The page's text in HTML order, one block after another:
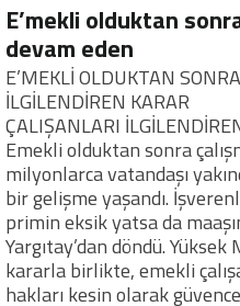
E’mekli olduktan
devam eden
E’MEKLİ OLDUKTAN
İLGİLENDİREN KARAR
ÇALIŞANLARI
Emekli olduktan sonra
milyonlarca vatandaşı
bir gelişme yaşandı.
primin eksik yatsa da
Yargıtay’dan döndü.
kararla birlikte, emekli
hakları kesin olarak